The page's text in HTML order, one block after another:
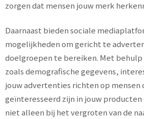
zorgen dat mensen jouw merk
Daarnaast bieden sociale
mogelijkheden om gericht te
doelgroepen te bereiken. Met
zoals demografische gegevens,
jouw advertenties richten op mensen
geïnteresseerd zijn in jouw
niet alleen bij het vergroten van de